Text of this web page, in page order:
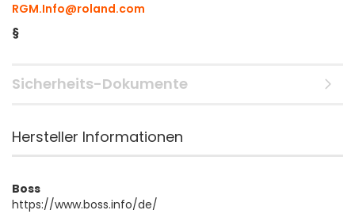
RGM.Info@roland.com
§
Sicherheits-Dokumente
Hersteller Informationen
Boss
https://www.boss.info/de/